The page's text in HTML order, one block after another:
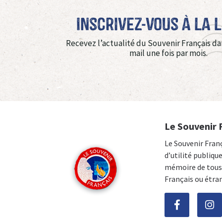
Inscrivez-vous à La
Recevez l’actualité du Souvenir Français
mail une fois par mois.
Le Souvenir
Le Souvenir
d’utilité
mémoire de
Français ou